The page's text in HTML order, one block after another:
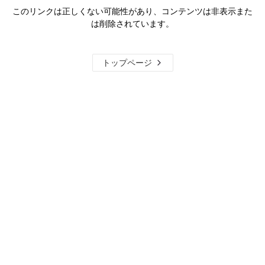
このリンクは正しくない可能性があり、コンテンツは非表示また
は削除されています。
トップページ